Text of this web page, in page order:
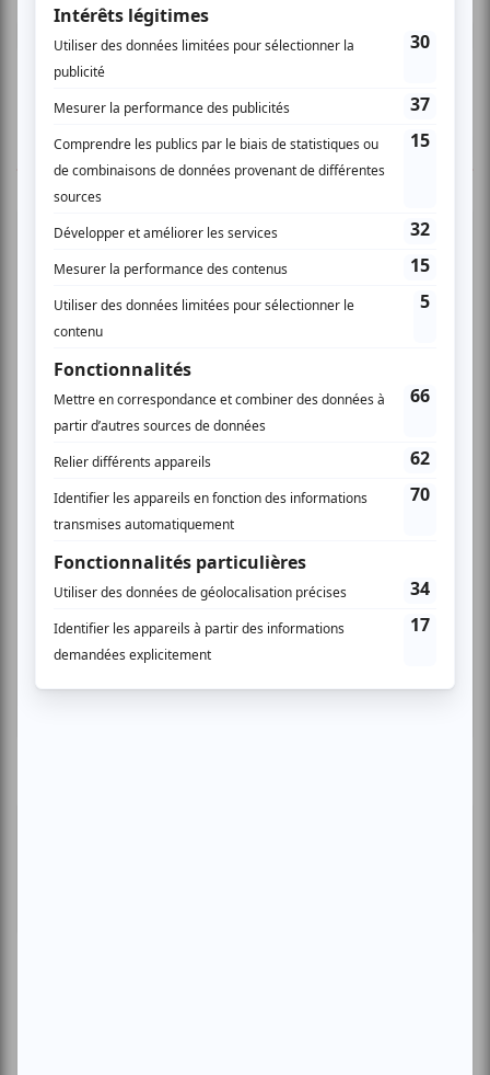
Connectez-vous ici.
TOUTES LES OFFRES
Compostelle
Invitations gratuites